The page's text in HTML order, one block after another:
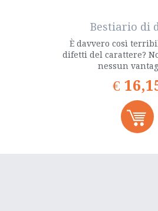
Bestiario di
È davvero così
difetti del carattere?
nessun
€